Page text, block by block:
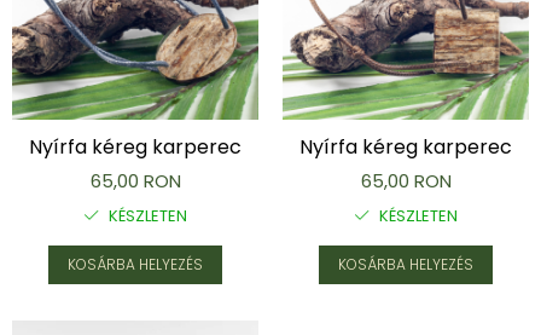
Nyírfa kéreg karperec
65,00 RON
KÉSZLETEN
KOSÁRBA HELYEZÉS
Nyírfa kéreg karperec
65,00 RON
KÉSZLETEN
KOSÁRBA HELYEZÉS